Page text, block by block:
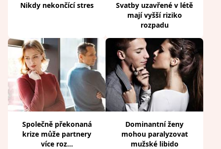
Nikdy nekončící stres
Svatby uzavřené v létě
mají vyšší riziko
rozpadu
Společně překonaná
krize může partnery
více roz...
Dominantní ženy
mohou paralyzovat
mužské libido